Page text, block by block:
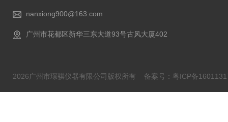
nanxiong900@163.com
广州市花都区新华三东大道93号古风大厦402
2026广州市璟骐仪器有限公司版权所有 备案号：粤ICP备